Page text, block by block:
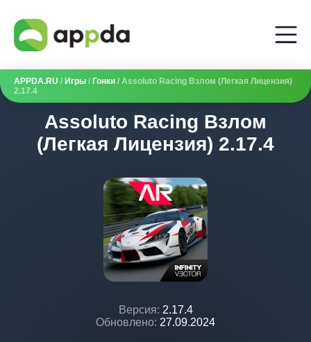
APPDA.RU / Игры / Гонки / Assoluto Racing Взлом (Легкая Лицензия)
2.17.4
Assoluto Racing Взлом
(Легкая Лицензия) 2.17.4
Версия: 2.17.4
Обновлено: 27.09.2024